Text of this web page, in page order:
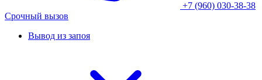
+7 (960) 030-38-38
Срочный вызов
Вывод из запоя